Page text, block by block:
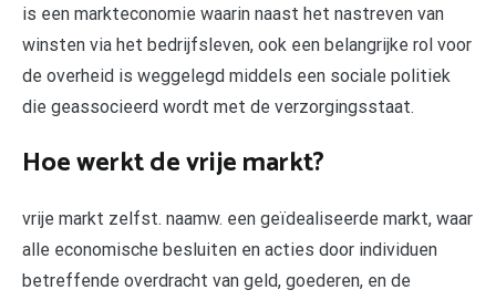
is een markteconomie waarin naast het nastreven van
winsten via het bedrijfsleven, ook een belangrijke rol voor
de overheid is weggelegd middels een sociale politiek
die geassocieerd wordt met de verzorgingsstaat.
Hoe werkt de vrije markt?
vrije markt zelfst. naamw. een geïdealiseerde markt, waar
alle economische besluiten en acties door individuen
betreffende overdracht van geld, goederen, en de